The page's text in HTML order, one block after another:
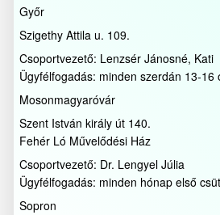
Győr
Szigethy Attila u. 109.
Csoportvezető: Lenzsér Jánosné, Kati
Ügyfélfogadás: minden szerdán 13-16
Mosonmagyaróvár
Szent István király út 140.
Fehér Ló Művelődési Ház
Csoportvezető: Dr. Lengyel Júlia
Ügyfélfogadás: minden hónap első
Sopron